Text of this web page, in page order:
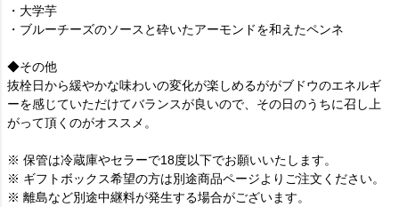
・大学芋
・ブルーチーズのソースと砕いたアーモンドを和えたペンネ
◆その他
抜栓日から緩やかな味わいの変化が楽しめるががブドウのエネルギ
ーを感じていただけてバランスが良いので、その日のうちに召し上
がって頂くのがオススメ。
※ 保管は冷蔵庫やセラーで18度以下でお願いいたします。
※ ギフトボックス希望の方は別途商品ページよりご注文ください。
※ 離島など別途中継料が発生する場合がございます。